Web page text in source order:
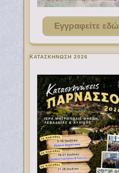
Εγγραφείτε εδώ
ΚΑΤΑΣΚΗΝΩΣΗ 2026